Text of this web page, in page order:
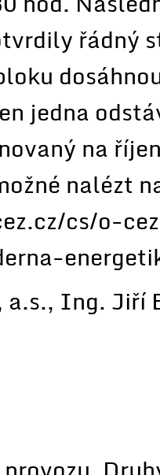
řádný
jedna
na
nalézt
cs/o-
a.s., Ing. Jiří